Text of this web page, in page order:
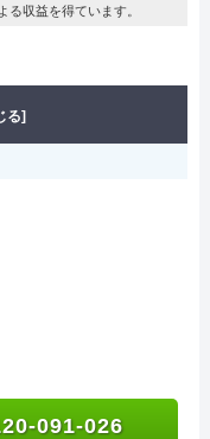
収益を得ています。
る]
091-026